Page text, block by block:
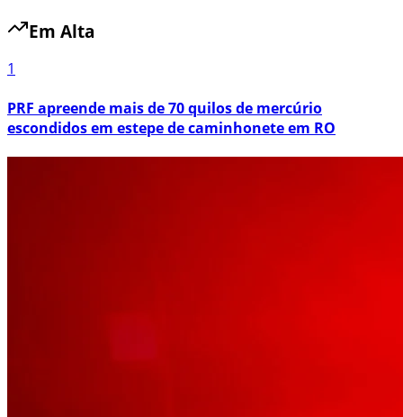
Em Alta
1
PRF apreende mais de 70 quilos de mercúrio
escondidos em estepe de caminhonete em RO